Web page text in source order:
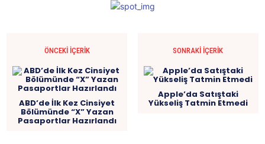
ÖNCEKI İÇERIK
ABD’de İlk Kez Cinsiyet
Bölümünde “X” Yazan
Pasaportlar Hazırlandı
SONRAKI İÇERIK
Apple’da Satıştaki
Yükseliş Tatmin Etmedi